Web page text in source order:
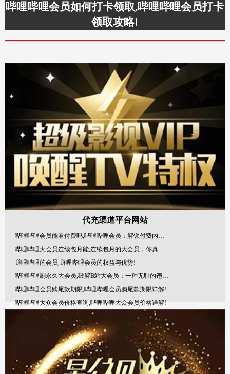
哔哩哔哩会员如何打卡领取,哔哩哔哩会员打卡
领取攻略!
代充渠道平台网站
哔哩哔哩大会员连续包月能,连续包月的大会员，你真的了解
噼哩哔哩的会员,噼哩哔哩会员的权益与优势!
哔哩哔哩会员购尾款期限,哔哩哔哩会员购尾款期限详解!
哔哩哔哩大众会员价格查询,哔哩哔哩大众会员价格详解!
哔哩哔哩正式会员要多少分,哔哩哔哩正式会员要多少分